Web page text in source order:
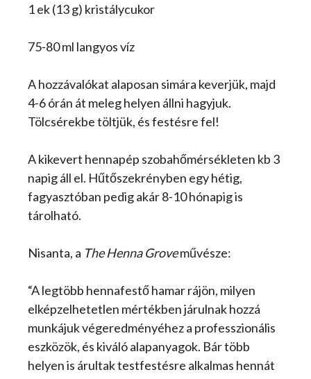
1 ek (13 g) kristálycukor
75-80 ml langyos víz
A hozzávalókat alaposan simára keverjük, majd
4-6 órán át meleg helyen állni hagyjuk.
Tölcsérekbe töltjük, és festésre fel!
A kikevert hennapép szobahőmérsékleten kb 3
napig áll el. Hűtőszekrényben egy hétig,
fagyasztóban pedig akár 8-10 hónapig is
tárolható.
Nisanta, a The Henna Groveművésze:
“A legtöbb hennafestő hamar rájön, milyen
elképzelhetetlen mértékben járulnak hozzá
munkájuk végeredményéhez a professzionális
eszközök, és kiváló alapanyagok. Bár több
helyen is árultak testfestésre alkalmas hennát